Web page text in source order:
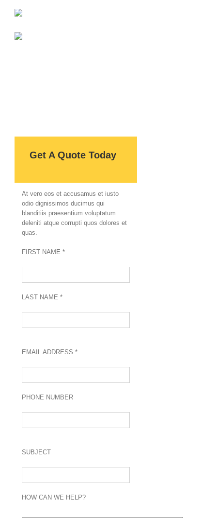
Get A Quote Today
At vero eos et accusamus et iusto
odio dignissimos ducimus qui
blanditiis praesentium voluptatum
deleniti atque corrupti quos dolores et
quas.
FIRST NAME *
LAST NAME *
EMAIL ADDRESS *
PHONE NUMBER
SUBJECT
HOW CAN WE HELP?